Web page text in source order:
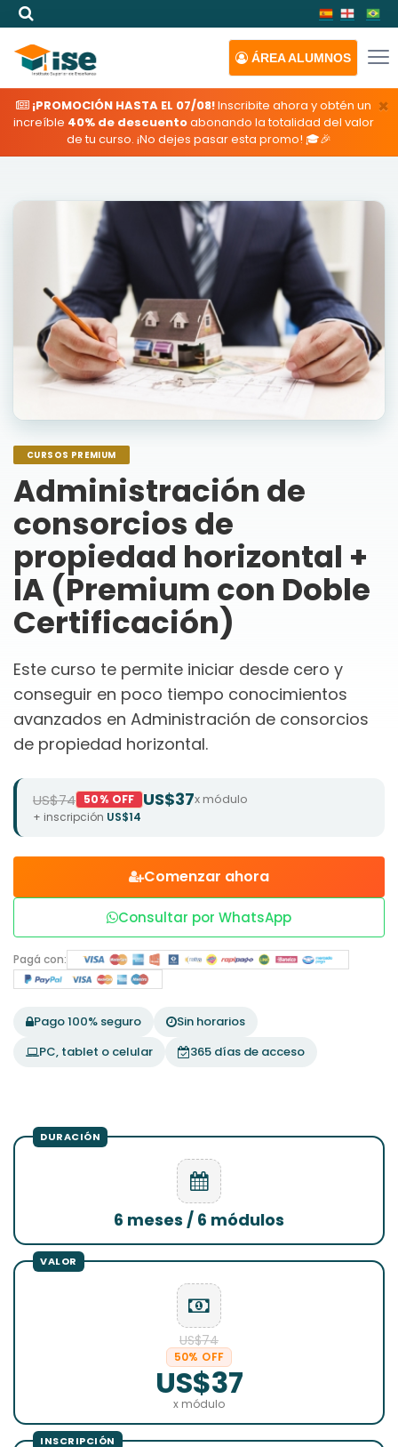
ÁREAALUMNOS
×
¡PROMOCIÓN HASTA EL 07/08!Inscribite ahora y obtén un
increíble 40% de descuentoabonando la totalidad del valor
de tu curso. ¡No dejes pasar esta promo! 🎓🎉
CURSOS PREMIUM
Administración de
consorcios de
propiedad horizontal +
IA (Premium con Doble
Certificación)
Este curso te permite iniciar desde cero y
conseguir en poco tiempo conocimientos
avanzados en Administración de consorcios
de propiedad horizontal.
US$74 50% OFF US$37x módulo
+ inscripción US$14
Comenzar ahora
Consultar por WhatsApp
Pagá con:
Pago 100% seguro
Sin horarios
PC, tablet o celular
365 días de acceso
6 meses / 6 módulos
US$74
50% OFF
US$37
x módulo